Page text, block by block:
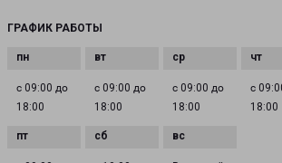
ГРАФИК РАБОТЫ
с 09:00 до
18:00
с 09:00 до
18:00
с 09:00 до
18:00
с
18:00